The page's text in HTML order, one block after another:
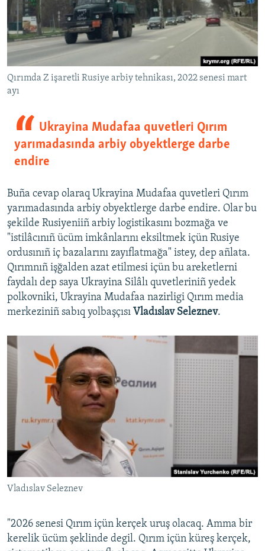
Qırımda Z işaretli Rusiye arbiy tehnikası, 2022 senesi mart
ayı
Ukrayina Mudafaa quvetleri Qırım
yarımadasında arbiy obyektlerge darbe
endire
Buña cevap olaraq Ukrayina Mudafaa quvetleri Qırım
yarımadasında arbiy obyektlerge darbe endire. Olar bu
şekilde Rusiyeniiñ arbiy logistikasını bozmağa ve
"istilâcınıñ ücüm imkânlarını eksiltmek içün Rusiye
ordusınıñ iç bazalarını zayıflatmağa" istey, dep añlata.
Qırımnıñ işğalden azat etilmesi içün bu areketlerni
faydalı dep saya Ukrayina Silâlı quvetleriniñ yedek
polkovniki, Ukrayina Mudafaa nazirligi Qırım media
merkeziniñ sabıq yolbaşçısı Vladıslav Seleznev.
Vladıslav Seleznev
"2026 senesi Qırım içün kerçek uruş olacaq. Amma bir
kerelik ücüm şeklinde degil. Qırım içün küreş kerçek,